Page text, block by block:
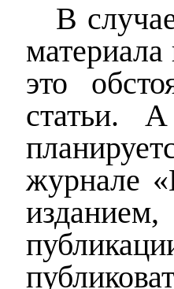
В
это
статьи.
журнале